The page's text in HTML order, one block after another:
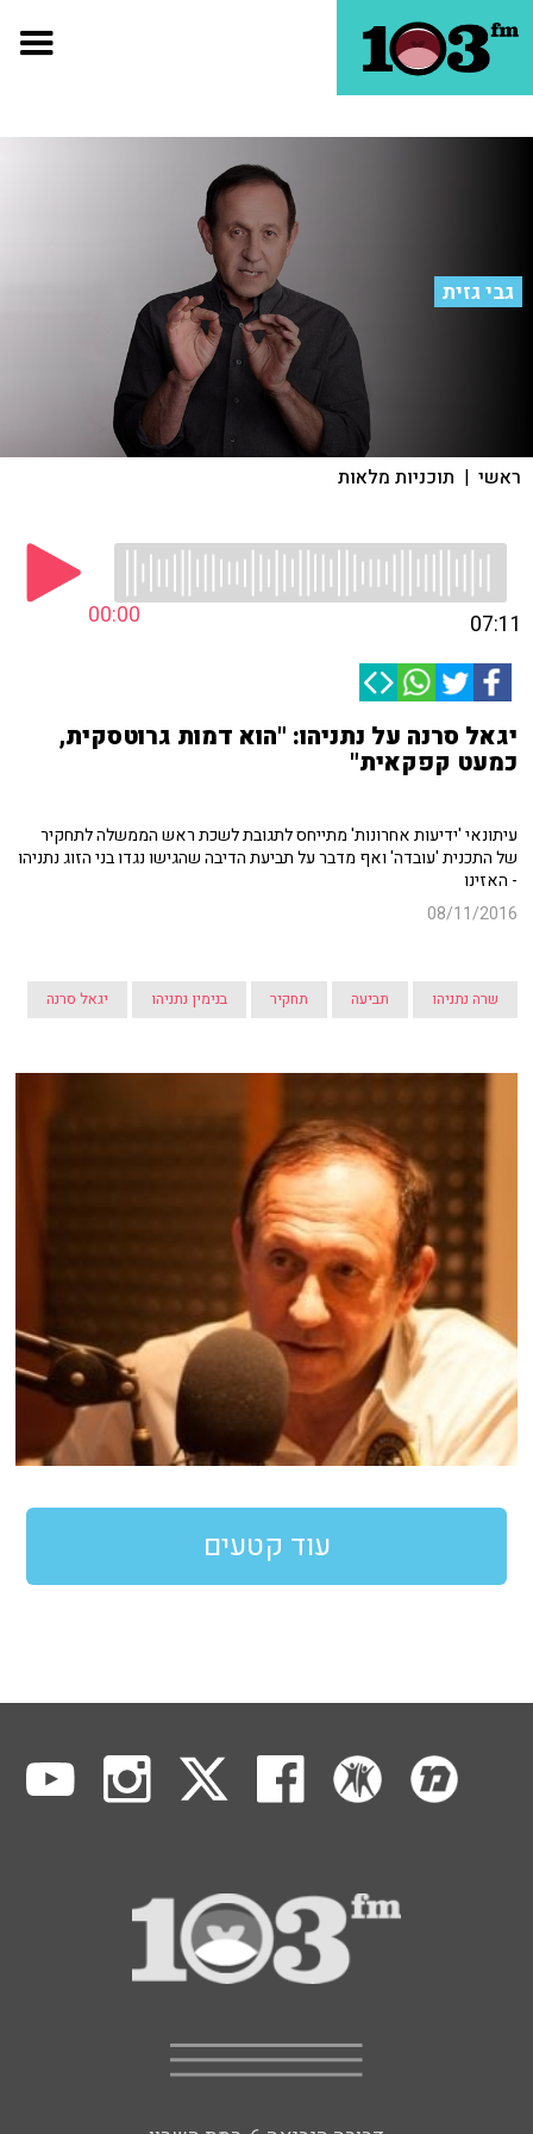
גבי גזית
ראשי | תוכניות מלאות
00:00 07:11
יגאל סרנה על נתניהו: "הוא דמות גרוטסקית,
כמעט קפקאית"
עיתונאי 'ידיעות אחרונות' מתייחס לתגובת לשכת ראש הממשלה לתחקיר
של התכנית 'עובדה' ואף מדבר על תביעת הדיבה שהגישו נגדו בני הזוג נתניהו
- האזינו
08/11/2016
שרה נתניהו תביעה תחקיר בנימין נתניהו יגאל סרנה
עוד קטעים